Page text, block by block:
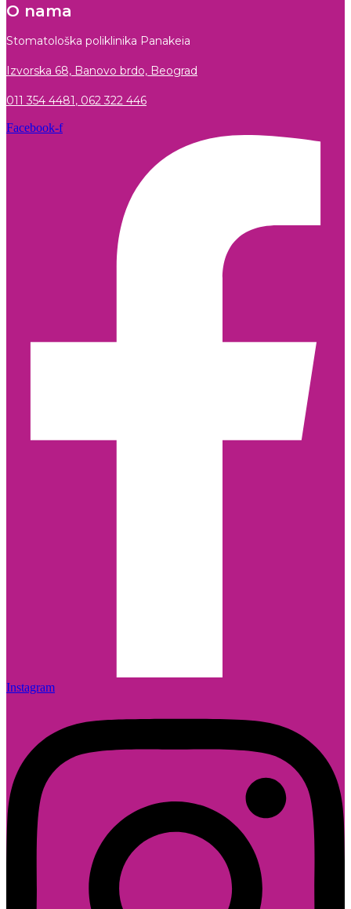
O nama
Stomatološka poliklinika Panakeia
Izvorska 68, Banovo brdo, Beograd
011 354 4481, 062 322 446
Facebook-f
Instagram